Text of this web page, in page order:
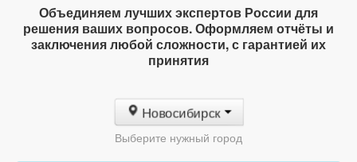
Объединяем лучших экспертов России для
решения ваших вопросов. Оформляем отчёты и
заключения любой сложности, с гарантией их
принятия
Новосибирск
Выберите нужный город